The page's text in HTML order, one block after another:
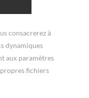
consacrerez à
dynamiques
aux paramètres
fichiers